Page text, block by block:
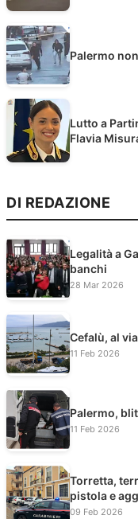
Palermo
Lutto a
Flavia
DI REDAZIONE
Legalità a
banchi
28 Mar 2026
Cefalù, al
11 Feb 2026
Palermo,
11 Feb 2026
Torretta,
pistola e
09 Feb 2026